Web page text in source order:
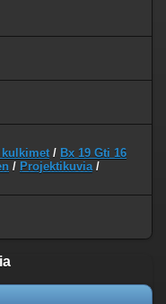
/ Bx 19 Gti 16
/ Projektikuvia/